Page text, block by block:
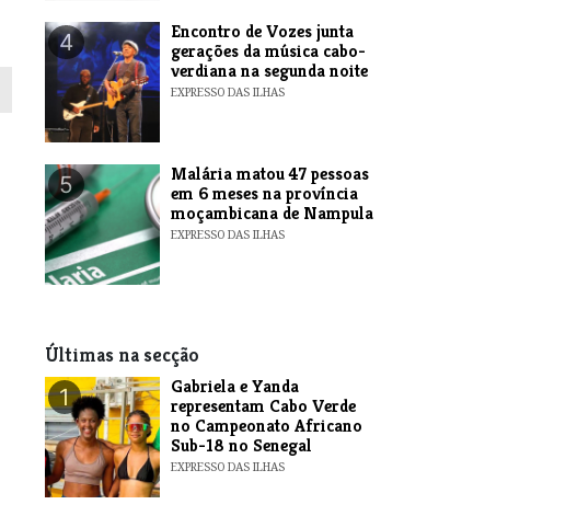
4
Encontro de Vozes junta
gerações da música cabo-
verdiana na segunda noite
EXPRESSO DAS ILHAS
5
​Malária matou 47 pessoas
em 6 meses na província
moçambicana de Nampula
EXPRESSO DAS ILHAS
Últimas na secção
1
Gabriela e Yanda
representam Cabo Verde
no Campeonato Africano
Sub-18 no Senegal
EXPRESSO DAS ILHAS